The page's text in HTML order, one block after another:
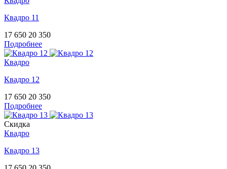
Квадро 11
17 650 20 350
Подробнее
Квадро
Квадро 12
17 650 20 350
Подробнее
Скидка
Квадро
Квадро 13